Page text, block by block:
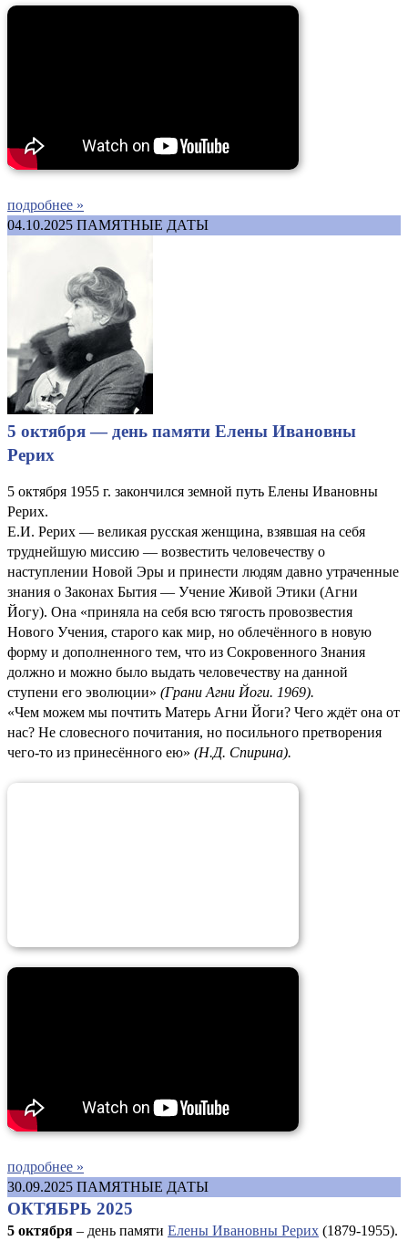
подробнее »
04.10.2025 ПАМЯТНЫЕ ДАТЫ
5 октября — день памяти Елены Ивановны
Рерих
5 октября 1955 г. закончился земной путь Елены Ивановны
Рерих.
Е.И. Рерих — великая русская женщина, взявшая на себя
труднейшую миссию — возвестить человечеству о
наступлении Новой Эры и принести людям давно утраченные
знания о Законах Бытия — Учение Живой Этики (Агни
Йогу). Она «приняла на себя всю тягость провозвестия
Нового Учения, старого как мир, но облечённого в новую
форму и дополненного тем, что из Сокровенного Знания
должно и можно было выдать человечеству на данной
ступени его эволюции» (Грани Агни Йоги. 1969).
«Чем можем мы почтить Матерь Агни Йоги? Чего ждёт она от
нас? Не словесного почитания, но посильного претворения
чего-то из принесённого ею» (Н.Д. Спирина).
подробнее »
30.09.2025 ПАМЯТНЫЕ ДАТЫ
ОКТЯБРЬ 2025
5 октября – день памяти Елены Ивановны Рерих (1879-1955).